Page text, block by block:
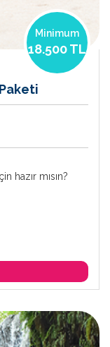
hazır mısın?
Minimum
18.500 TL